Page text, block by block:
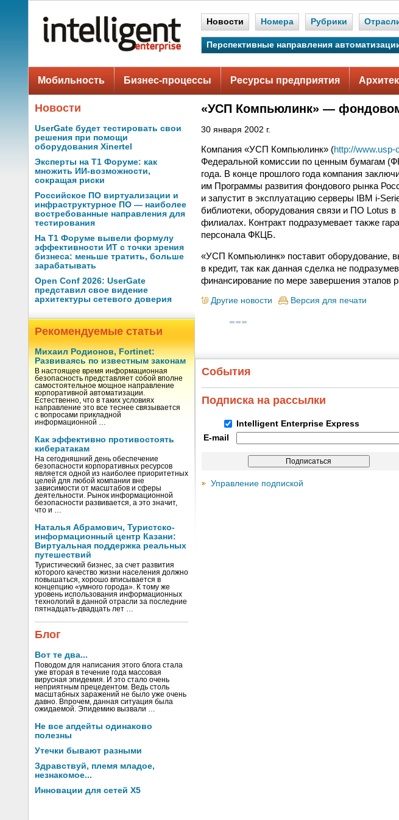
Новости Номера Рубрики
Перспективные направления
Мобильность Бизнес-процессы Ресурсы предприятия
Новости
UserGate будет тестировать свои
решения при помощи
оборудования Xinertel
Эксперты на Т1 Форуме: как
множить ИИ-возможности,
сокращая риски
Российское ПО виртуализации и
инфраструктурное ПО — наиболее
востребованные направления для
тестирования
На Т1 Форуме вывели формулу
эффективности ИТ с точки зрения
бизнеса: меньше тратить, больше
зарабатывать
Open Conf 2026: UserGate
представил свое видение
архитектуры сетевого доверия
Рекомендуемые статьи
Михаил Родионов, Fortinet:
Развиваясь по известным законам
В настоящее время информационная
безопасность представляет собой вполне
самостоятельное мощное направление
корпоративной автоматизации.
Естественно, что в таких условиях
направление это все теснее связывается
с вопросами прикладной
информационной …
Как эффективно противостоять
кибератакам
На сегодняшний день обеспечение
безопасности корпоративных ресурсов
является одной из наиболее приоритетных
целей для любой компании вне
зависимости от масштабов и сферы
деятельности. Рынок информационной
безопасности развивается, а это значит,
что и …
Наталья Абрамович, Туристско-
информационный центр Казани:
Виртуальная поддержка реальных
путешествий
Туристический бизнес, за счет развития
которого качество жизни населения должно
повышаться, хорошо вписывается в
концепцию «умного города». К тому же
уровень использования информационных
технологий в данной отрасли за последние
пятнадцать-двадцать лет …
Блог
Вот те два...
Поводом для написания этого блога стала
уже вторая в течение года массовая
вирусная эпидемия. И это стало очень
неприятным прецедентом. Ведь столь
масштабных заражений не было уже очень
давно. Впрочем, данная ситуация была
ожидаемой. Эпидемию вызвали …
Не все апдейты одинаково
полезны
Утечки бывают разными
Здравствуй, племя младое,
незнакомое...
Инновации для сетей X5
«УСП Компьюлинк» —
30 января 2002 г.
Компания «УСП Компьюлинк» (http://www.usp-
Федеральной комиссии по ценным бумагам
года. В конце прошлого года компания
им Программы развития фондового рынка
и запустит в эксплуатацию серверы IBM i-
библиотеки, оборудования связи и ПО Lotus
филиалах. Контракт подразумевает также
персонала ФКЦБ.
«УСП Компьюлинк» поставит оборудование,
в кредит, так как данная сделка не
финансирование по мере завершения этапов
Другие новости Версия для печати
События
Подписка на рассылки
Intelligent Enterprise Express
E-mail
Управление подпиской